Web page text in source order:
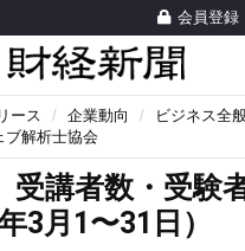
会員登録
ース 企業動向
ビジネス全
ブ解析士協会
講者数・受験
3月1〜31日）